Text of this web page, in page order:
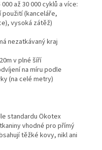
000 až 30 000 cyklů a více:
použití (kanceláře,
vysoká zátěž)
nezatkávaný kraj
v plné šíří
na míru podle
(na celé metry)
standardu Ökotex
vhodné pro přímý
těžké kovy, nikl ani